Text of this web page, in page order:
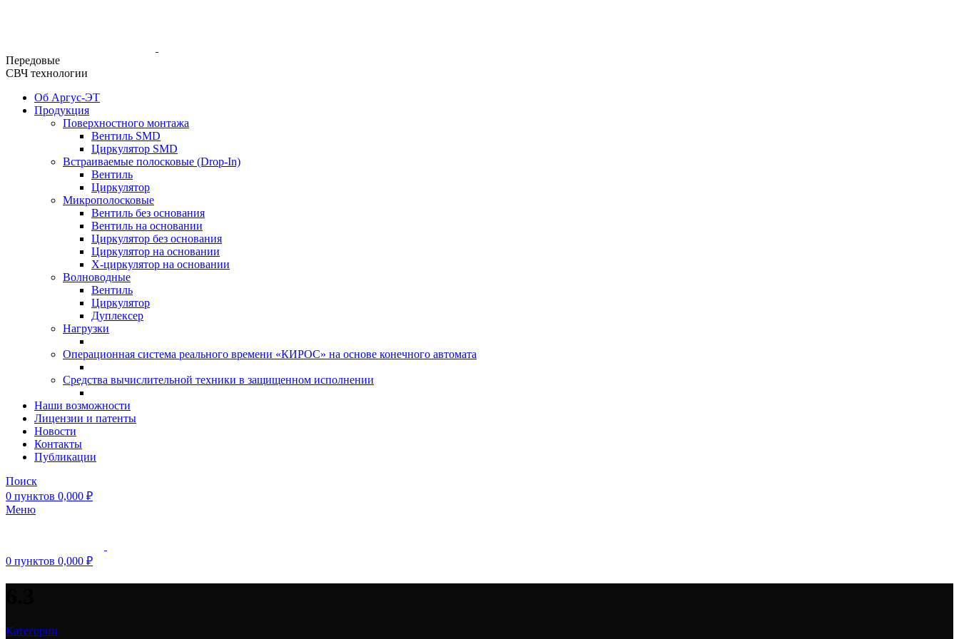
Передовые
СВЧ технологии
Об Аргус-ЭТ
Продукция
Поверхностного монтажа
Вентиль SMD
Циркулятор SMD
Встраиваемые полосковые (Drop-In)
Вентиль
Циркулятор
Микрополосковые
Вентиль без основания
Вентиль на основании
Циркулятор без основания
Циркулятор на основании
Х-циркулятор на основании
Волноводные
Вентиль
Циркулятор
Дуплексер
Нагрузки
Операционная система реального времени «КИРОС» на основе конечного автомата
Средства вычислительной техники в защищенном исполнении
Наши возможности
Лицензии и патенты
Новости
Контакты
Публикации
Поиск
0 пунктов 0,000 ₽
Меню
0 пунктов 0,000 ₽
Категории